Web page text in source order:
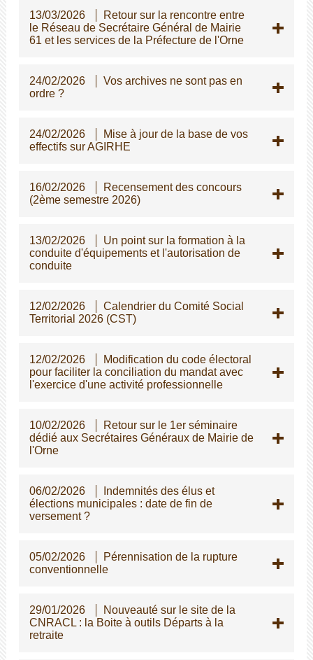
13/03/2026
Retour sur la rencontre entre
le Réseau de Secrétaire Général de Mairie
61 et les services de la Préfecture de l'Orne
24/02/2026
Vos archives ne sont pas en
ordre ?
24/02/2026
Mise à jour de la base de vos
effectifs sur AGIRHE
16/02/2026
Recensement des concours
(2ème semestre 2026)
13/02/2026
Un point sur la formation à la
conduite d'équipements et l'autorisation de
conduite
12/02/2026
Calendrier du Comité Social
Territorial 2026 (CST)
12/02/2026
Modification du code électoral
pour faciliter la conciliation du mandat avec
l'exercice d'une activité professionnelle
10/02/2026
Retour sur le 1er séminaire
dédié aux Secrétaires Généraux de Mairie de
l'Orne
06/02/2026
Indemnités des élus et
élections municipales : date de fin de
versement ?
05/02/2026
Pérennisation de la rupture
conventionnelle
29/01/2026
Nouveauté sur le site de la
CNRACL : la Boite à outils Départs à la
retraite